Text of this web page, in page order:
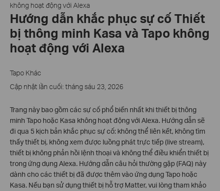
không hoạt động với Alexa
Hướng dẫn khắc phục sự cố Thiết
bị thông minh Kasa và Tapo không
hoạt động với Alexa
Tapo Khác
Cập nhật lần cuối: tháng sáu 23, 2026
Trang này bao gồm các sự cố phổ biến nhất khi thiết bị thông
minh Tapo hoặc Kasa không hoạt động với Alexa. Hướng dẫn sẽ
đi qua 5 kịch bản khắc phục sự cố: không thể liên kết, không tìm
thấy thiết bị, không xem được luồng phát trực tiếp (live stream),
thiết bị không phản hồi lệnh thoại và không thể điều khiển thiết bị
trong ứng dụng Alexa. Hướng dẫn câu hỏi thường gặp (FAQ) này
dành cho các thiết bị đã được thêm vào ứng dụng Tapo hoặc
Kasa. Nếu bạn sử dụng thiết bị hỗ trợ Matter, vui lòng tham khảo